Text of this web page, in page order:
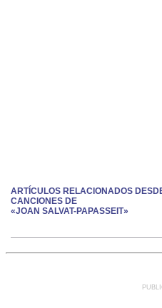
ARTÍCULOS RELACIONADOS
CANCIONES DE
«JOAN SALVAT-PAPASSEIT»